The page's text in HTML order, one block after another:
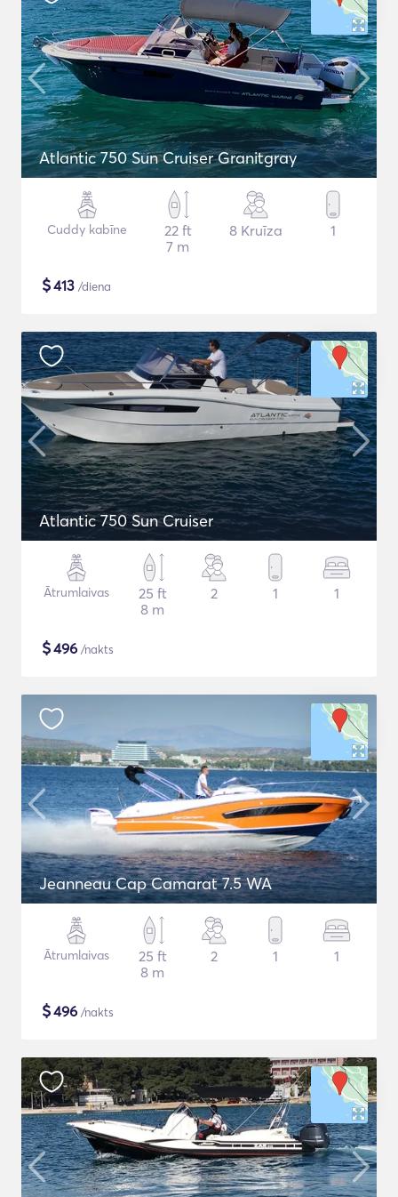
Atlantic 750 Sun Cruiser Granitgray
Cuddy kabīne
22 ft
7 m
8 Kruīza 1
$413 /diena
Atlantic 750 Sun Cruiser
Ātrumlaivas
25 ft
8 m
2 1 1
$496 /nakts
Jeanneau Cap Camarat 7.5 WA
Ātrumlaivas
25 ft
8 m
2 1 1
$496 /nakts